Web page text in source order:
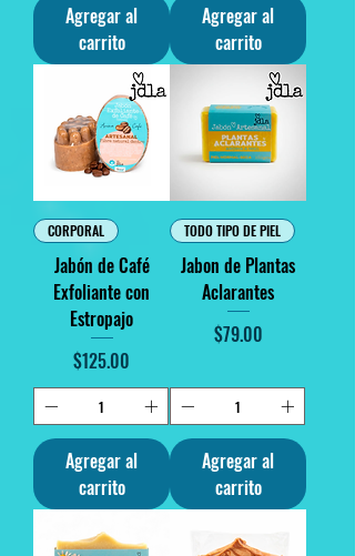
Agregar al
carrito
Agregar al
carrito
CORPORAL
Jabón de Café
Exfoliante con
Estropajo
Precio
$125.00
Agregar al
carrito
TODO TIPO DE PIEL
Jabon de Plantas
Aclarantes
Precio
$79.00
Agregar al
carrito